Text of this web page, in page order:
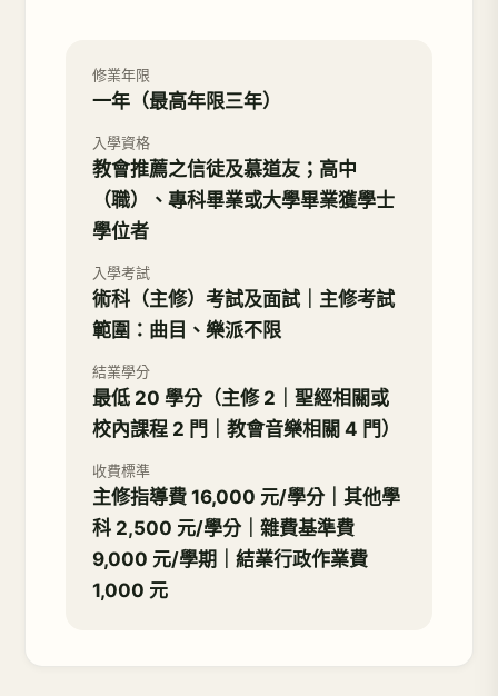
修業年限
一年（最高年限三年）
入學資格
教會推薦之信徒及慕道友；高中
（職）、專科畢業或大學畢業獲學士
學位者
入學考試
術科（主修）考試及面試｜主修考試
範圍：曲目、樂派不限
結業學分
最低 20 學分（主修 2｜聖經相關或
校內課程 2 門｜教會音樂相關 4 門）
收費標準
主修指導費 16,000 元/學分｜其他學
科 2,500 元/學分｜雜費基準費
9,000 元/學期｜結業行政作業費
1,000 元